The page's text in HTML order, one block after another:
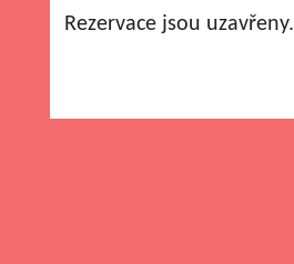
Rezervace jsou uzavřeny.